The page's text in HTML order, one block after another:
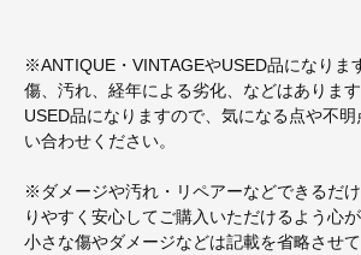
※ANTIQUE・VINTAGEやUSED品になりま
傷、汚れ、経年による劣化、などはあります
USED品になりますので、気になる点や不
い合わせください。
※ダメージや汚れ・リペアーなどできるだ
りやすく安心してご購入いただけるよう心
小さな傷やダメージなどは記載を省略させ